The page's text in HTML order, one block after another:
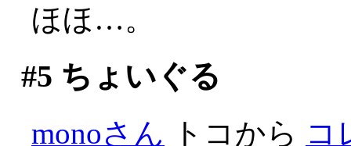
ほほ…。
#5 ちょいぐる
monoさん トコから コ